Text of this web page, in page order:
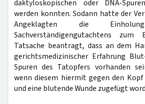
daktyloskopischen oder DNA-
werden konnten. Sodann hatte der
Angeklagten die
Sachverständigengutachtens zum
Tatsache beantragt, dass an dem
gerichtsmedizinischer Erfahrung
Spuren des Tatopfers vorhanden
wenn diesem hiermit gegen den Kopf
und eine blutende Wunde zugefügt